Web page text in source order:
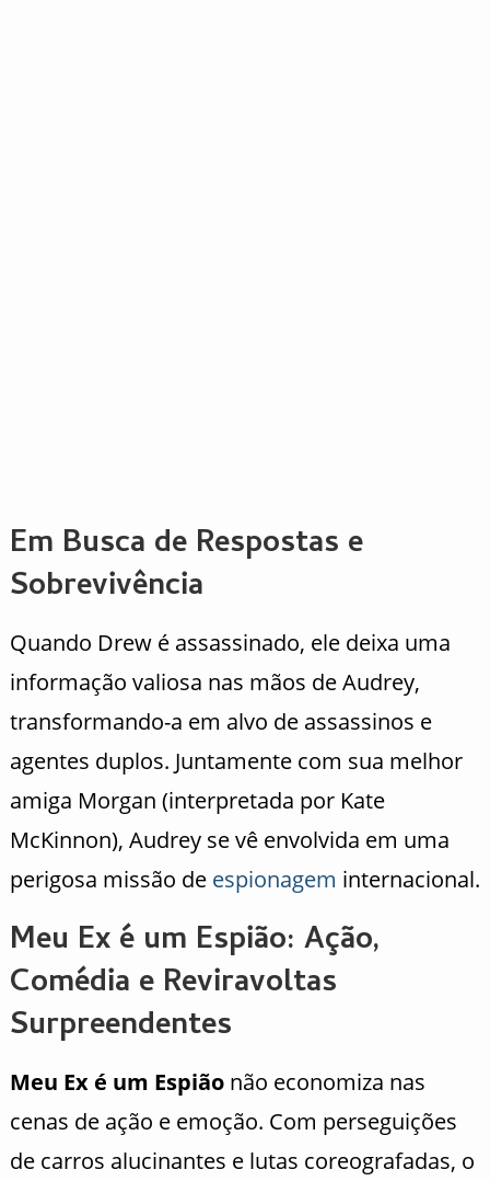
Em Busca de Respostas e
Sobrevivência
Quando Drew é assassinado, ele deixa uma
informação valiosa nas mãos de Audrey,
transformando-a em alvo de assassinos e
agentes duplos. Juntamente com sua melhor
amiga Morgan (interpretada por Kate
McKinnon), Audrey se vê envolvida em uma
perigosa missão de espionagem internacional.
Meu Ex é um Espião: Ação,
Comédia e Reviravoltas
Surpreendentes
Meu Ex é um Espiãonão economiza nas
cenas de ação e emoção. Com perseguições
de carros alucinantes e lutas coreografadas, o